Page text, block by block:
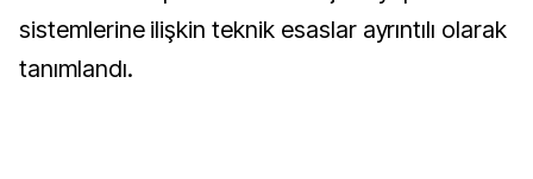
sistemlerine ilişkin teknik esaslar ayrıntılı olarak
tanımlandı.